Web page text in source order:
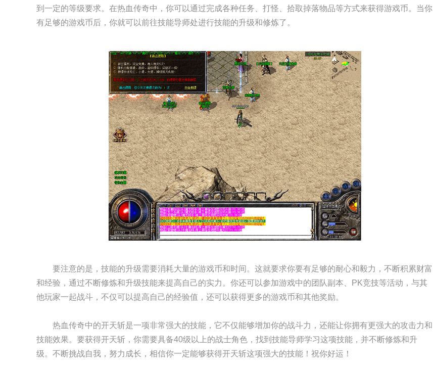
到一定的等级要求。在热血传奇中，你可以通过完成各种任务、打怪、拾取掉落物品等方式来获得游戏币。当你
有足够的游戏币后，你就可以前往技能导师处进行技能的升级和修炼了。
要注意的是，技能的升级需要消耗大量的游戏币和时间。这就要求你要有足够的耐心和毅力，不断积累财富
和经验，通过不断修炼和升级技能来提高自己的实力。你还可以参加游戏中的团队副本、PK竞技等活动，与其
他玩家一起战斗，不仅可以提高自己的经验值，还可以获得更多的游戏币和其他奖励。
热血传奇中的开天斩是一项非常强大的技能，它不仅能够增加你的战斗力，还能让你拥有更强大的攻击力和
技能效果。要获得开天斩，你需要具备40级以上的战士角色，找到技能导师学习这项技能，并不断修炼和升
级。不断挑战自我，努力成长，相信你一定能够获得开天斩这项强大的技能！祝你好运！